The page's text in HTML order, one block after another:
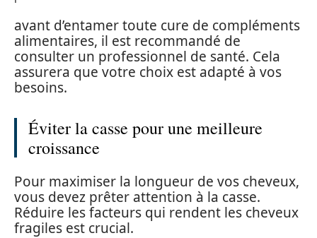
avant d’entamer toute cure de compléments
alimentaires, il est recommandé de
consulter un professionnel de santé. Cela
assurera que votre choix est adapté à vos
besoins.
Éviter la casse pour une meilleure
croissance
Pour maximiser la longueur de vos cheveux,
vous devez prêter attention à la casse.
Réduire les facteurs qui rendent les cheveux
fragiles est crucial.